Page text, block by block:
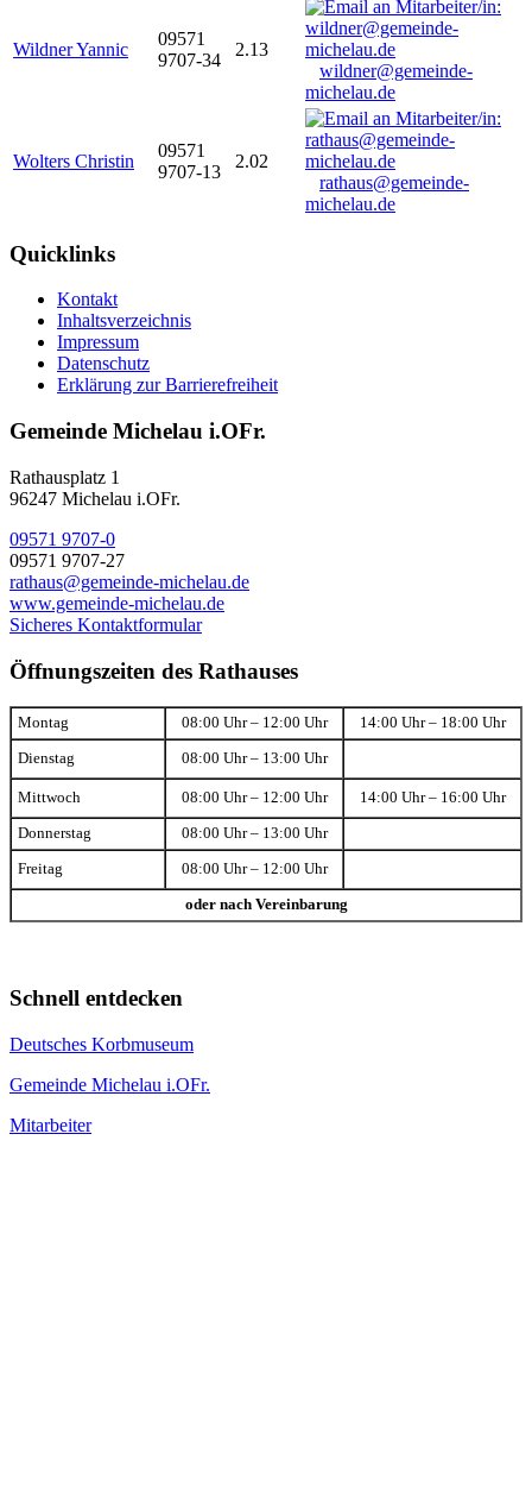
Wildner Yannic
09571
9707-34
2.13
wildner@gemeinde-
michelau.de
Wolters Christin
09571
9707-13
2.02
rathaus@gemeinde-
michelau.de
Quicklinks
Kontakt
Inhaltsverzeichnis
Impressum
Datenschutz
Erklärung zur Barrierefreiheit
Gemeinde Michelau i.OFr.
Rathausplatz 1
96247 Michelau i.OFr.
09571 9707-0
09571 9707-27
rathaus@gemeinde-michelau.de
www.gemeinde-michelau.de
Sicheres Kontaktformular
Öffnungszeiten des Rathauses
Montag 08:00 Uhr – 12:00 Uhr 14:00 Uhr – 18:00 Uhr
Dienstag 08:00 Uhr – 13:00 Uhr
Mittwoch 08:00 Uhr – 12:00 Uhr 14:00 Uhr – 16:00 Uhr
Donnerstag 08:00 Uhr – 13:00 Uhr
Freitag 08:00 Uhr – 12:00 Uhr
oder nach Vereinbarung
Schnell entdecken
Deutsches Korbmuseum
Gemeinde Michelau i.OFr.
Mitarbeiter